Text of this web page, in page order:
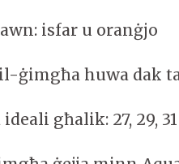
isfar u oranġjo
ġimgħa huwa dak
għalik: 27, 29, 31